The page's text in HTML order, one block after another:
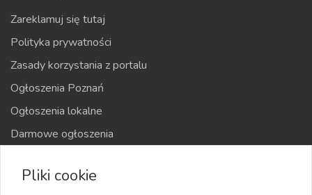
Zareklamuj się tutaj
Polityka prywatności
Zasady korzystania z portalu
Ogłoszenia Poznań
Ogłoszenia lokalne
Darmowe ogłoszenia
Mapa strony
Pliki cookie